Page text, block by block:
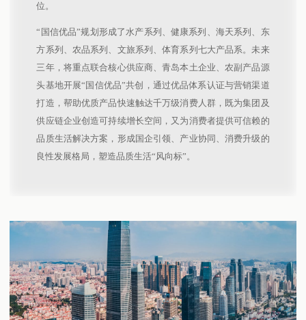
位。
“国信优品”规划形成了水产系列、健康系列、海天系列、东
方系列、农品系列、文旅系列、体育系列七大产品系。未来
三年，将重点联合核心供应商、青岛本土企业、农副产品源
头基地开展“国信优品”共创，通过优品体系认证与营销渠道
打造，帮助优质产品快速触达千万级消费人群，既为集团及
供应链企业创造可持续增长空间，又为消费者提供可信赖的
品质生活解决方案，形成国企引领、产业协同、消费升级的
良性发展格局，塑造品质生活“风向标”。